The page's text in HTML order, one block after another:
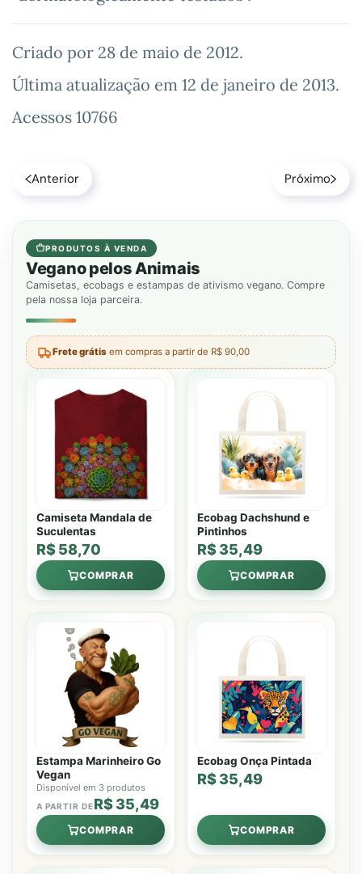
Criado por 28 de maio de 2012.
Última atualização em 12 de janeiro de 2013.
Acessos 10766
Anterior Próximo
PRODUTOS À VENDA
Vegano pelos Animais
Camisetas, ecobags e estampas de ativismo vegano. Compre
pela nossa loja parceira.
Frete grátis em compras a partir de R$ 90,00
Camiseta Mandala de
Suculentas
R$ 58,70
COMPRAR
Ecobag Dachshund e
Pintinhos
R$ 35,49
COMPRAR
Estampa Marinheiro Go
Vegan
Disponível em 3 produtos
A PARTIR DER$ 35,49
COMPRAR
Ecobag Onça Pintada
R$ 35,49
COMPRAR